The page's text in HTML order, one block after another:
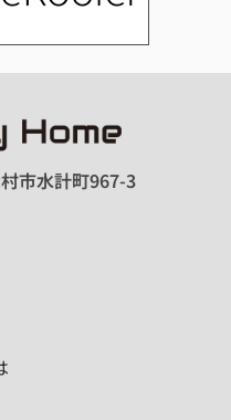
市水計町967-3